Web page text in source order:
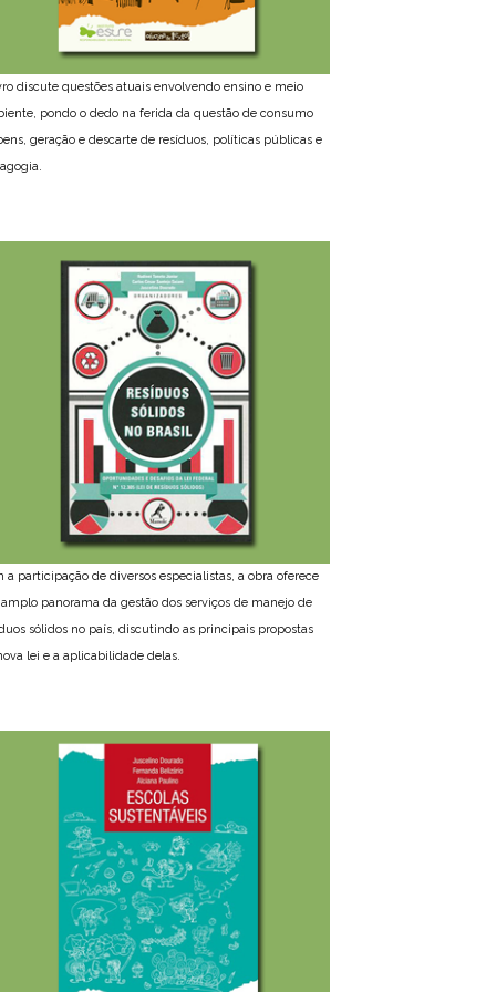
discute questões atuais envolvendo ensino e meio
pondo o dedo na ferida da questão de consumo
geração e descarte de resíduos, políticas públicas e
a participação de diversos especialistas, a obra oferece
panorama da gestão dos serviços de manejo de
sólidos no país, discutindo as principais propostas
lei e a aplicabilidade delas.